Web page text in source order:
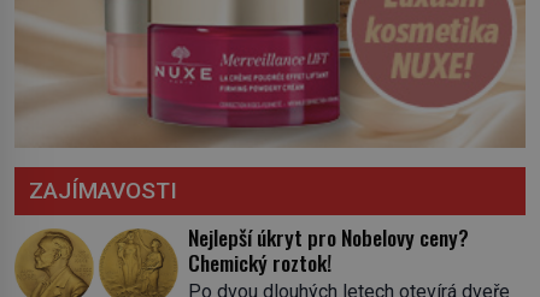
ZAJÍMAVOSTI
Nejlepší úkryt pro Nobelovy ceny?
Chemický roztok!
Po dvou dlouhých letech otevírá dveře